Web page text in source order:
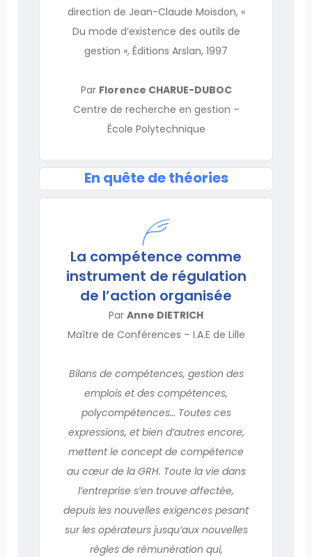
direction de Jean-Claude Moisdon, «
Du mode d’existence des outils de
gestion », Éditions Arslan, 1997
Par Florence CHARUE-DUBOC
Centre de recherche en gestion –
École Polytechnique
En quête de théories
La compétence comme
instrument de régulation
de l’action organisée
Par Anne DIETRICH
Maître de Conférences – I.A.E de Lille
Bilans de compétences, gestion des
emplois et des compétences,
polycompétences… Toutes ces
expressions, et bien d’autres encore,
mettent le concept de compétence
au cœur de la GRH. Toute la vie dans
l’entreprise s’en trouve affectée,
depuis les nouvelles exigences pesant
sur les opérateurs jusqu’aux nouvelles
règles de rémunération qui,